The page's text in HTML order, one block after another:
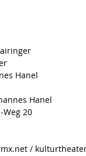
Hanel
Hanel
Weg 20
/